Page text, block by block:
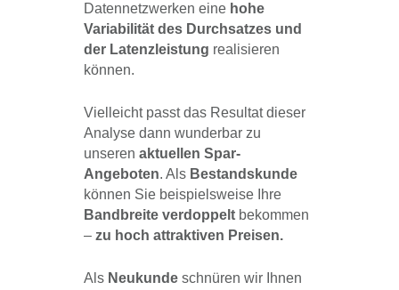
Datennetzwerken eine hohe
Variabilität des Durchsatzes und
der Latenzleistung realisieren
können.
Vielleicht passt das Resultat dieser
Analyse dann wunderbar zu
unseren aktuellen Spar-
Angeboten. Als Bestandskunde
können Sie beispielsweise Ihre
Bandbreite verdoppelt bekommen
– zu hoch attraktiven Preisen.
Als Neukunde schnüren wir Ihnen